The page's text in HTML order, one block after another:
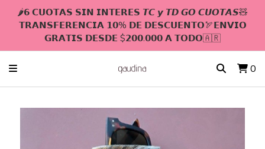
🌶𝟲 𝗖𝗨𝗢𝗧𝗔𝗦 𝗦𝗜𝗡 𝗜𝗡𝗧𝗘𝗥𝗘𝗦 𝙏𝘾 𝙮 𝙏𝘿 𝙂𝙊 𝘾𝙐𝙊𝙏𝘼𝙎🧸
𝗧𝗥𝗔𝗡𝗦𝗙𝗘𝗥𝗘𝗡𝗖𝗜𝗔 𝟭𝟬% 𝗗𝗘 𝗗𝗘𝗦𝗖𝗨𝗘𝗡𝗧𝗢🏹𝗘𝗡𝗩𝗜𝗢
𝗚𝗥𝗔𝗧𝗜𝗦 𝗗𝗘𝗦𝗗𝗘 $𝟮𝟬𝟬.𝟬𝟬𝟬 𝗔 𝗧𝗢𝗗𝗢🇦🇷
0